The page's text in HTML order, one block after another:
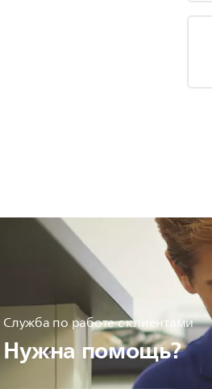
Служба по работе с клиентами
Нужна помощь?